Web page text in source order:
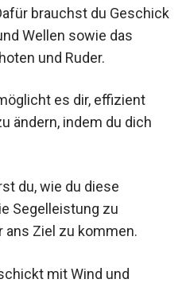
brauchst du Geschick
Wellen sowie das
und Ruder.
es dir, effizient
ändern, indem du dich
du, wie du diese
Segelleistung zu
Ziel zu kommen.
mit Wind und